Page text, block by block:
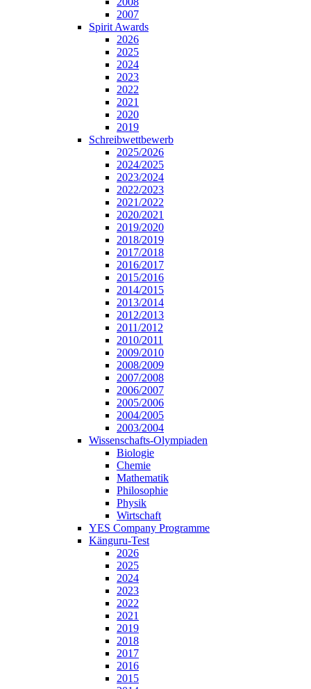
2007
Spirit Awards
2026
2025
2024
2023
2022
2021
2020
2019
Schreibwettbewerb
2025/2026
2024/2025
2023/2024
2022/2023
2021/2022
2020/2021
2019/2020
2018/2019
2017/2018
2016/2017
2015/2016
2014/2015
2013/2014
2012/2013
2011/2012
2010/2011
2009/2010
2008/2009
2007/2008
2006/2007
2005/2006
2004/2005
2003/2004
Wissenschafts-Olympiaden
Biologie
Chemie
Mathematik
Philosophie
Physik
Wirtschaft
YES Company Programme
Känguru-Test
2026
2025
2024
2023
2022
2021
2019
2018
2017
2016
2015